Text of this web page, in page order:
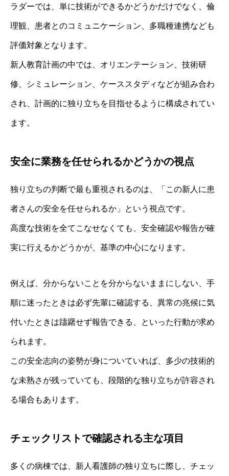
ラダーでは、単に技術ができるかどうかだけでなく、倫
理観、患者とのコミュニケーション、多職種連携なども
評価対象となります。
新人教育計画の中では、オリエンテーション、技術研
修、シミュレーション、ケーススタディなどが組み合わ
され、計画的に独り立ちを目指せるように構成されてい
ます。
安全に業務を任せられるかどうかの視点
独り立ちの判断で最も重視されるのは、「この新人に患
者さんの安全を任せられるか」という視点です。
高度な技術を全てこなせなくても、安全確認や報告が確
実に行えるかどうかが、基準の中心になります。
例えば、分からないことを分からないままにしない、手
順に迷ったときは必ず先輩に確認する、異常の兆候に気
付いたときは躊躇せず報告できる、といった行動が求め
られます。
この安全志向の姿勢が身についていれば、多少の技術的
な未熟さが残っていても、段階的な独り立ちが許容され
る場合もあります。
チェックリストで確認される主な項目
多くの病棟では、新人看護師の独り立ちに際し、チェッ